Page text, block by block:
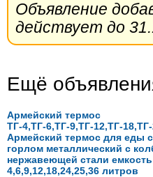
Объявление
действует до
Ещё
Армейский термос
ТГ-4,ТГ-6,ТГ-9,ТГ-12,ТГ-
Армейский термос для еды
горлом металлический с
нержавеющей стали
4,6,9,12,18,24,25,36 литров